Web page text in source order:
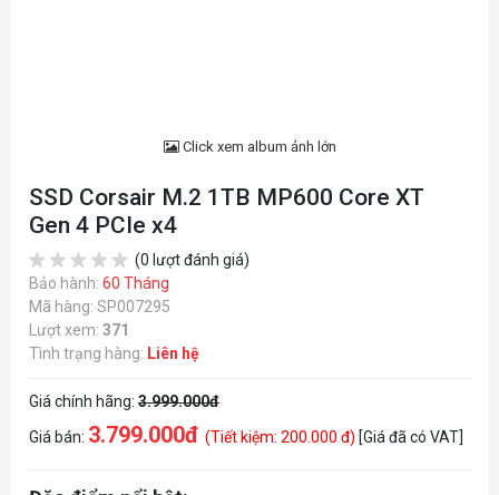
Click xem album ảnh lớn
SSD Corsair M.2 1TB MP600 Core XT
Gen 4 PCIe x4
(0 lượt đánh giá)
Bảo hành: 60 Tháng
Mã hàng: SP007295
Lượt xem: 371
Tình trạng hàng: Liên hệ
Giá chính hãng: 3.999.000đ
Giá bán: 3.799.000đ (Tiết kiệm: 200.000 đ) [Giá đã có VAT]